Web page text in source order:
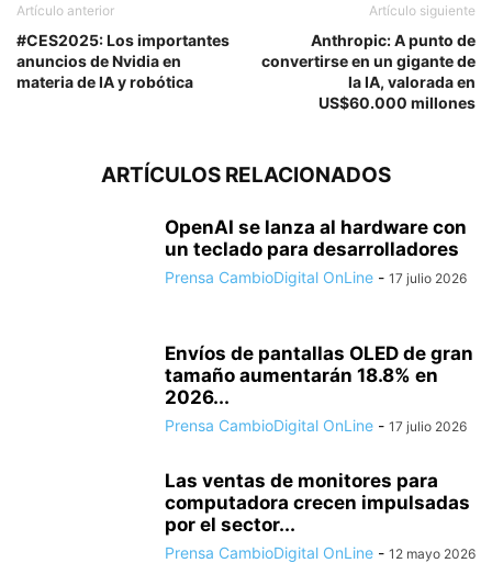
Artículo anterior
#CES2025: Los importantes
anuncios de Nvidia en
materia de IA y robótica
Artículo siguiente
Anthropic: A punto de
convertirse en un gigante de
la IA, valorada en
US$60.000 millones
ARTÍCULOS RELACIONADOS
OpenAI se lanza al hardware con
un teclado para desarrolladores
Prensa CambioDigital OnLine - 17 julio 2026
Envíos de pantallas OLED de gran
tamaño aumentarán 18.8% en
2026...
Prensa CambioDigital OnLine - 17 julio 2026
Las ventas de monitores para
computadora crecen impulsadas
por el sector...
Prensa CambioDigital OnLine - 12 mayo 2026